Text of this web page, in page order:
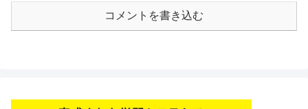
コメントを書き込む